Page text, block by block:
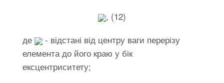
, (12)
де
- відстані від центру ваги перерізу
елемента до його краю у бік
ексцентриситету;